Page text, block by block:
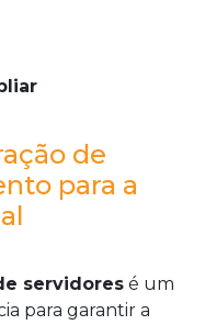
de
para a
servidores é um
para garantir a